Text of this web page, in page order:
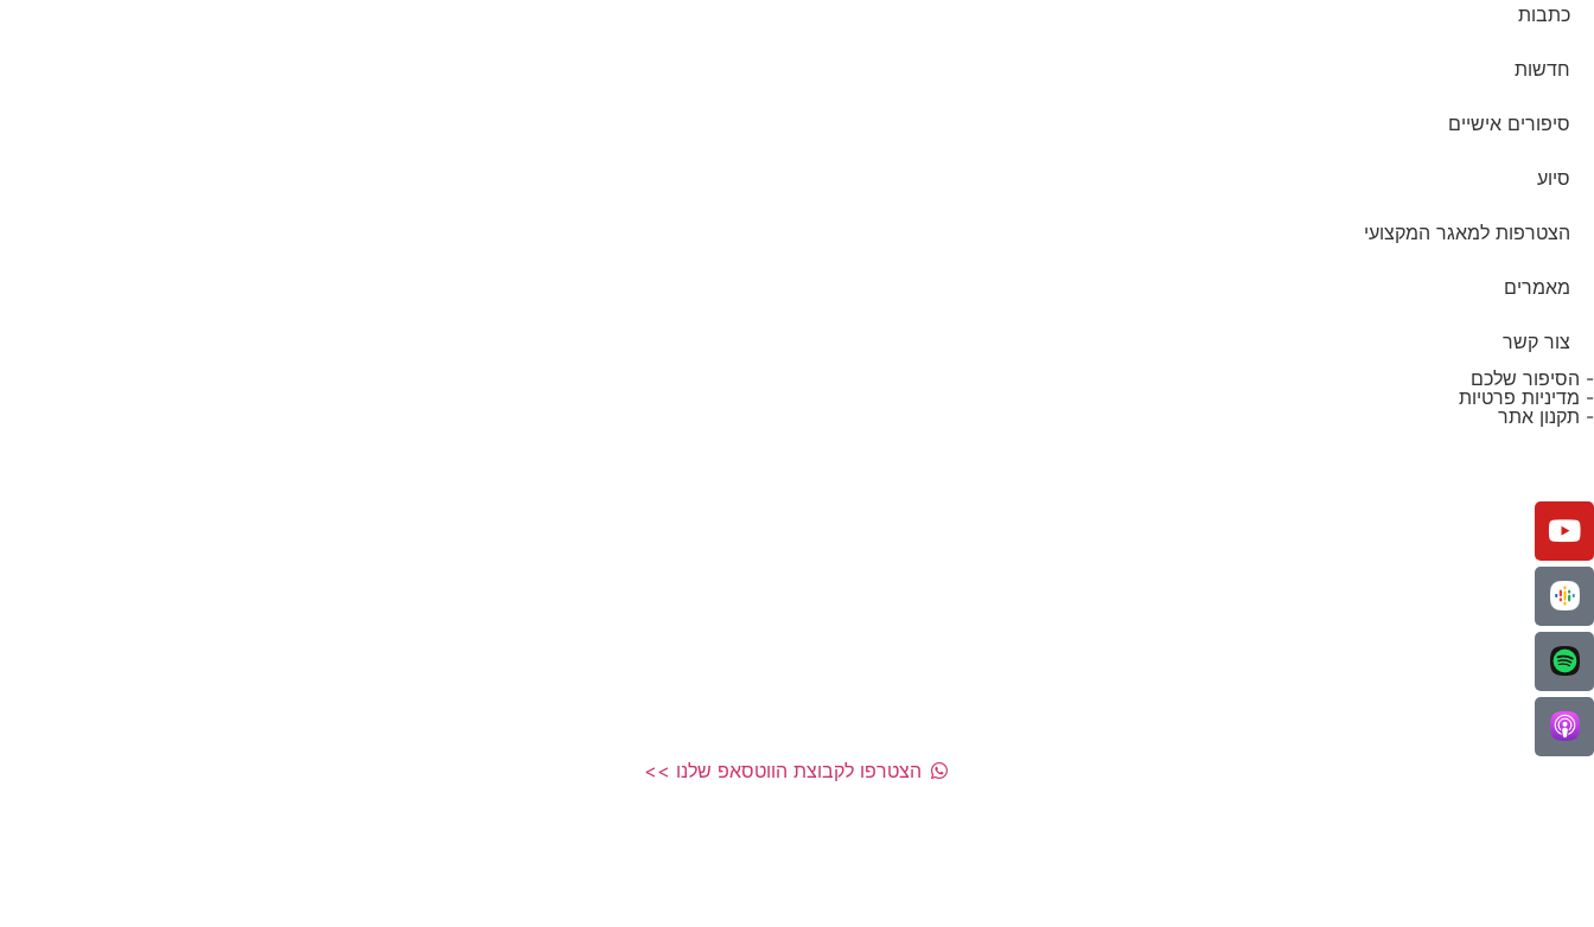
כתבות
חדשות
סיפורים אישיים
סיוע
הצטרפות למאגר המקצועי
מאמרים
צור קשר
- הסיפור שלכם
- מדיניות פרטיות
- תקנון אתר
הצטרפו לקבוצת הווטסאפ שלנו >>